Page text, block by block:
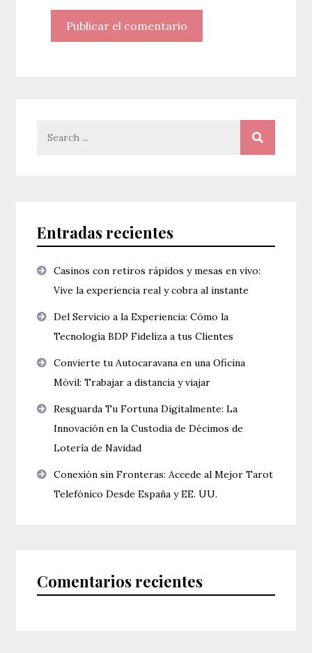
Entradas recientes
Casinos con retiros rápidos y mesas en vivo:
Vive la experiencia real y cobra al instante
Del Servicio a la Experiencia: Cómo la
Tecnología BDP Fideliza a tus Clientes
Convierte tu Autocaravana en una Oficina
Móvil: Trabajar a distancia y viajar
Resguarda Tu Fortuna Digitalmente: La
Innovación en la Custodia de Décimos de
Lotería de Navidad
Conexión sin Fronteras: Accede al Mejor Tarot
Telefónico Desde España y EE. UU.
Comentarios recientes